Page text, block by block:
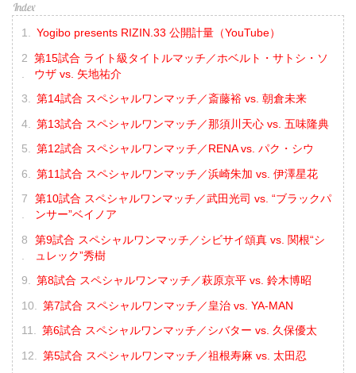
Yogibo presents RIZIN.33 公開計量（YouTube）
第15試合 ライト級タイトルマッチ／ホベルト・サトシ・ソ
ウザ vs. 矢地祐介
第14試合 スペシャルワンマッチ／斎藤裕 vs. 朝倉未来
第13試合 スペシャルワンマッチ／那須川天心 vs. 五味隆典
第12試合 スペシャルワンマッチ／RENA vs. パク・シウ
第11試合 スペシャルワンマッチ／浜崎朱加 vs. 伊澤星花
第10試合 スペシャルワンマッチ／武田光司 vs. “ブラックパ
ンサー”ベイノア
第9試合 スペシャルワンマッチ／シビサイ頌真 vs. 関根“シ
ュレック”秀樹
第8試合 スペシャルワンマッチ／萩原京平 vs. 鈴木博昭
第7試合 スペシャルワンマッチ／皇治 vs. YA-MAN
第6試合 スペシャルワンマッチ／シバター vs. 久保優太
第5試合 スペシャルワンマッチ／祖根寿麻 vs. 太田忍